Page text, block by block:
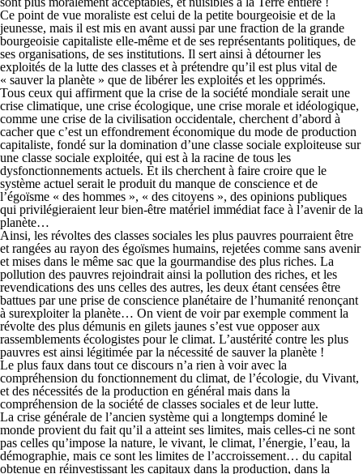
Ce point de vue moraliste est celui de la petite bourgeoisie et de la
jeunesse, mais il est mis en avant aussi par une fraction de la grande
bourgeoisie capitaliste elle-même et de ses représentants politiques, de
ses organisations, de ses institutions. Il sert ainsi à détourner les
exploités de la lutte des classes et à prétendre qu’il est plus vital de
« sauver la planète » que de libérer les exploités et les opprimés.
Tous ceux qui affirment que la crise de la société mondiale serait une
crise climatique, une crise écologique, une crise morale et idéologique,
comme une crise de la civilisation occidentale, cherchent d’abord à
cacher que c’est un effondrement économique du mode de production
capitaliste, fondé sur la domination d’une classe sociale exploiteuse sur
une classe sociale exploitée, qui est à la racine de tous les
dysfonctionnements actuels. Et ils cherchent à faire croire que le
système actuel serait le produit du manque de conscience et de
l’égoïsme « des hommes », « des citoyens », des opinions publiques
qui privilégieraient leur bien-être matériel immédiat face à l’avenir de la
planète…
Ainsi, les révoltes des classes sociales les plus pauvres pourraient être
et rangées au rayon des égoïsmes humains, rejetées comme sans avenir
et mises dans le même sac que la gourmandise des plus riches. La
pollution des pauvres rejoindrait ainsi la pollution des riches, et les
revendications des uns celles des autres, les deux étant censées être
battues par une prise de conscience planétaire de l’humanité renonçant
à surexploiter la planète… On vient de voir par exemple comment la
révolte des plus démunis en gilets jaunes s’est vue opposer aux
rassemblements écologistes pour le climat. L’austérité contre les plus
pauvres est ainsi légitimée par la nécessité de sauver la planète !
Le plus faux dans tout ce discours n’a rien à voir avec la
compréhension du fonctionnement du climat, de l’écologie, du Vivant,
et des nécessités de la production en général mais dans la
compréhension de la société de classes sociales et de leur lutte.
La crise générale de l’ancien système qui a longtemps dominé le
monde provient du fait qu’il a atteint ses limites, mais celles-ci ne sont
pas celles qu’impose la nature, le vivant, le climat, l’énergie, l’eau, la
démographie, mais ce sont les limites de l’accroissement… du capital
obtenue en réinvestissant les capitaux dans la production, dans la